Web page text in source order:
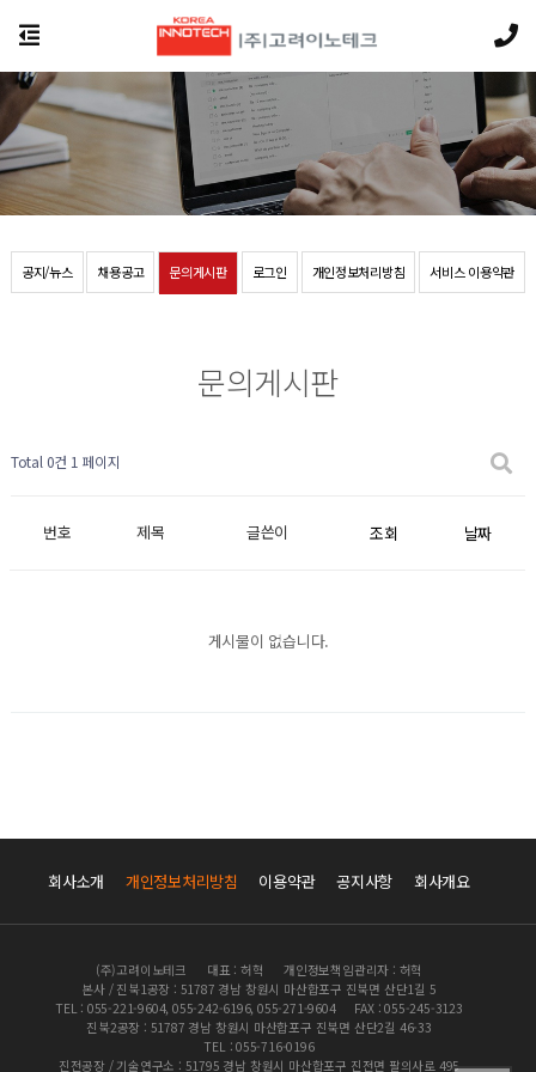
공지/뉴스 채용공고 문의게시판 로그인 개인정보처리방침 서비스 이용약관
문의게시판
Total 0건 1 페이지
번호 제목 글쓴이 조회 날짜
게시물이 없습니다.
회사소개 개인정보처리방침 이용약관 공지사항 회사개요
(주)고려이노테크 대표 : 허혁
개인정보책임관리자 : 허혁
본사 / 진북1공장 : 51787 경남 창원시 마산합포구 진북면 산단1길 5
TEL : 055-221-9604, 055-242-6196, 055-271-9604
FAX : 055-245-3123
진북2공장 : 51787 경남 창원시 마산합포구 진북면 산단2길 46-33
TEL : 055-716-0196
진전공장 / 기술연구소 : 51795 경남 창원시 마산합포구 진전면 팔의사로 495